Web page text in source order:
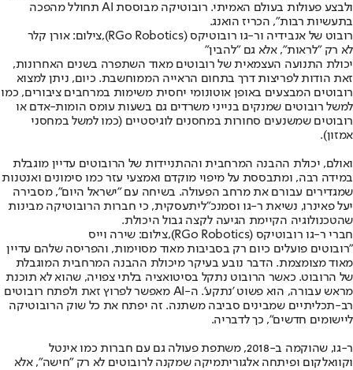
ולבצע פעולות בעולם האמיתי. רובוטיקה מבוססת AI תחולל מהפכה
בתעשיות רבות", הכריז הואנג.
רובוט של אנבידיה ור-גו רובוטיקס (RGo Robotics),צילום: אורן קלר
לא רק "לראות", אלא גם "להבין"
יכולת התנועה העצמאית של רובוטים מאוד השתפרה בשנים האחרונות,
זאת הודות לפריצות דרך בתחום הראייה הממוחשבת. כיום, ניתן למצוא
רובוטים המבצעים באופן אוטונומי יחסית משימות במרחבים ציבורים, כמו
למשל רובוטים שמנקים בנייני משרדים גם בשעות עומס הומות-אדם או
רובוטים שמשנעים סחורות במחסנים לוגיסטיים (כמו למשל במחסני
אמזון).
ואולם, יכולת ההבנה המרחבית וההתניידות של הרובוטים עדיין מוגבלת
במידה רבה, ומתבססת על מיפוי מוקדם ואמצעי עזר כמו סימונים ואנטנות
שמגדירים עבורם את מרחב הפעולה. בשיחה עם "ישראל היום", מסבירה
יעל פאינרו, נשיאת ר-גו וסמנכ"ליתעסקית, כי חברות הרובוטיקה מבינות
שהטכנולוגיה הקיימת הגיעה לקצה גבול היכולת.
חברי ר-גו רובוטיקס (RGo Robotics),צילום: שירה וייס
"רובוטים פועלים כיום רק בסביבות מאוד מסוימות, והפריסה שלהם עדיין
מאוד מצומצמת. הדבר נובע בעיקר מיכולת ההבנה המרחבית המוגבלת
של הרובוט. כאשר הרובוט נתקל בסיטואציה בלתי צפויה, שהוא לא תוכנת
מראש עבורה, הוא פשוט 'נתקע'. ה-AI מאפשר לפרוץ זאת ולפתח רובוטים
רב-תכליתיים שמבינים סביבה משתנה. זה יפתח את כל שוק הרובוטיקה
ליישומים חדשים", כך לדבריה.
ר-גו, שהוקמה ב-2018, משתפת פעולה גם עם חברות כמו אינטל
וקוואלקום ופיתחה אלגוריתמיקה שמקנה לרובוטים לא רק "חישה", אלא